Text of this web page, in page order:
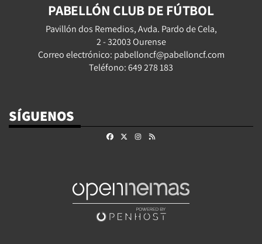
PABELLÓN CLUB DE FÚTBOL
Pavillón dos Remedios, Avda. Pardo de Cela,
2 - 32003 Ourense
Correo electrónico: pabelloncf@pabelloncf.com
Teléfono: 649 278 183
SÍGUENOS
FacebookInstagram